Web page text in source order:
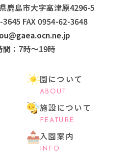
鹿島市大字高津原4296-5
FAX 0954-62-3648
間：7時〜19時
園について
ABOUT
施設について
FEATURE
入園案内
INFO